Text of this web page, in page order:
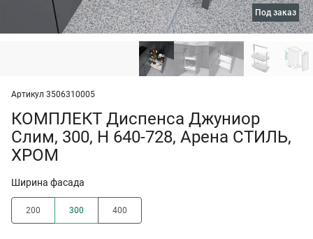
под заказ
Артикул 3506310005
КОМПЛЕКТ Диспенса Джуниор
Слим, 300, H 640-728, Арена СТИЛЬ,
ХРОМ
Ширина фасада
200 300 400